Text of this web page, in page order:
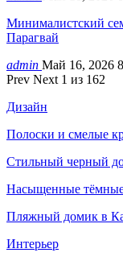
Минималистский
Парагвай
admin Май 16, 2026
Prev Next 1 из 162
Дизайн
Полоски и смелые
Стильный черный
Насыщенные
Пляжный домик в
Интерьер